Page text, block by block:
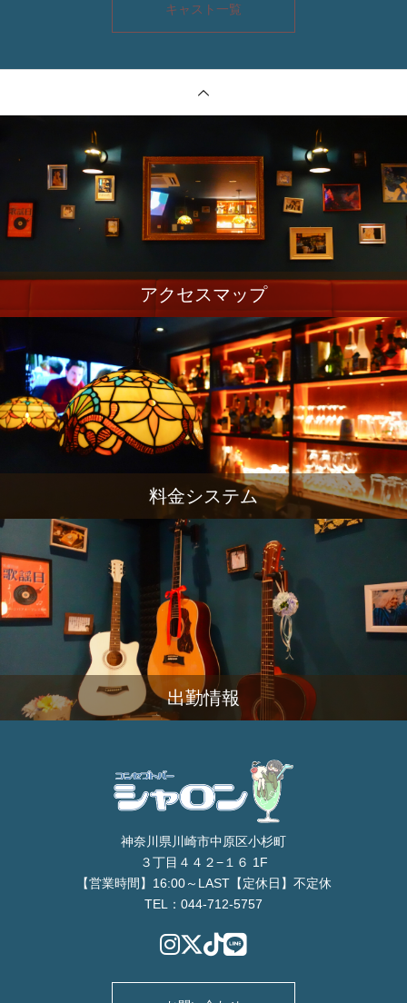
キャスト一覧
アクセスマップ
料金システム
出勤情報
神奈川県川崎市中原区小杉町
３丁目４４２−１６ 1F
【営業時間】16:00～LAST【定休日】不定休
TEL：044-712-5757